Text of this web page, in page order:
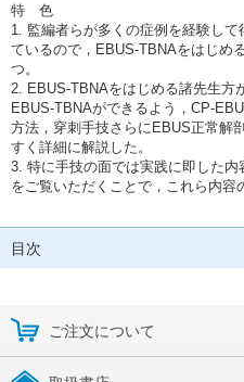
特 色
1. 監編者らが多くの症例を経験し
ているので，EBUS-TBNAをはじめ
つ。
2. EBUS-TBNAをはじめる諸先生方
EBUS-TBNAができるよう，CP-
方法，穿刺手技さらにEBUS正常解
すく詳細に解説した。
3. 特に手技の面では実践に即した
をご覧いただくことで，これら内容
目次
ご注文について